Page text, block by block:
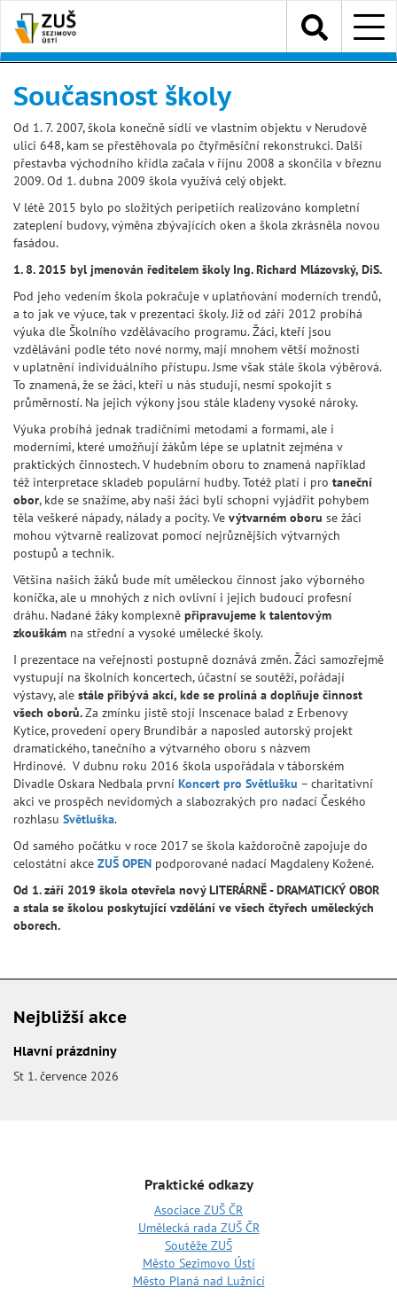
hlavnímu
obsahu
Menu
Současnost školy
Od 1. 7. 2007, škola konečně sídlí ve vlastním objektu v Nerudově
ulici 648, kam se přestěhovala po čtyřměsíční rekonstrukci. Další
přestavba východního křídla začala v říjnu 2008 a skončila v březnu
2009. Od 1. dubna 2009 škola využívá celý objekt.
V létě 2015 bylo po složitých peripetiích realizováno kompletní
zateplení budovy, výměna zbývajících oken a škola zkrásněla novou
fasádou.
1. 8. 2015 byl jmenován ředitelem školy Ing. Richard Mlázovský, DiS.
Pod jeho vedením škola pokračuje v uplatňování moderních trendů,
a to jak ve výuce, tak v prezentaci školy. Již od září 2012 probíhá
výuka dle Školního vzdělávacího programu. Žáci, kteří jsou
vzděláváni podle této nové normy, mají mnohem větší možnosti
v uplatnění individuálního přístupu. Jsme však stále škola výběrová.
To znamená, že se žáci, kteří u nás studují, nesmí spokojit s
průměrností. Na jejich výkony jsou stále kladeny vysoké nároky.
Výuka probíhá jednak tradičními metodami a formami, ale i
moderními, které umožňují žákům lépe se uplatnit zejména v
praktických činnostech. V hudebním oboru to znamená například
též interpretace skladeb populární hudby. Totéž platí i pro taneční
obor, kde se snažíme, aby naši žáci byli schopni vyjádřit pohybem
těla veškeré nápady, nálady a pocity. Ve výtvarném oboru se žáci
mohou výtvarně realizovat pomocí nejrůznějších výtvarných
postupů a technik.
Většina našich žáků bude mít uměleckou činnost jako výborného
koníčka, ale u mnohých z nich ovlivní i jejich budoucí profesní
dráhu. Nadané žáky komplexně připravujeme k talentovým
zkouškám na střední a vysoké umělecké školy.
I prezentace na veřejnosti postupně doznává změn. Žáci samozřejmě
vystupují na školních koncertech, účastní se soutěží, pořádají
výstavy, ale stále přibývá akcí, kde se prolíná a doplňuje činnost
všech oborů.Za zmínku jistě stojí Inscenace balad z Erbenovy
Kytice, provedení opery Brundibár a naposled autorský projekt
dramatického, tanečního a výtvarného oboru s názvem
Hrdinové. V dubnu roku 2016 škola uspořádala v táborském
Divadle Oskara Nedbala první Koncert pro Světlušku – charitativní
akci ve prospěch nevidomých a slabozrakých pro nadací Českého
rozhlasu Světluška.
Od samého počátku v roce 2017 se škola každoročně zapojuje do
celostátní akce ZUŠ OPEN podporované nadací Magdaleny Kožené.
Od 1. září 2019 škola otevřela nový LITERÁRNĚ - DRAMATICKÝ OBOR
a stala se školou poskytující vzdělání ve všech čtyřech uměleckých
oborech.
Nejbližší akce
Hlavní prázdniny
St 1. července 2026
Praktické odkazy
Asociace ZUŠ ČR
Umělecká rada ZUŠ ČR
Soutěže ZUŠ
Město Sezimovo Ústí
Město Planá nad Lužnicí